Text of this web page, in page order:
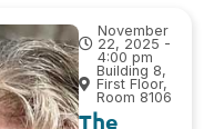
November
22, 2025 -
4:00 pm
Building 8,
First Floor,
Room 8106
The